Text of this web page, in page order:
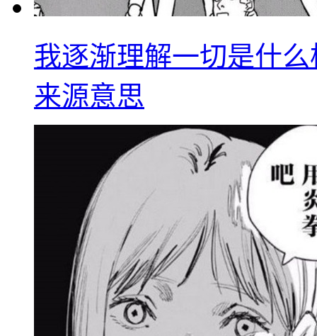
我逐渐理解一切是什
来源意思